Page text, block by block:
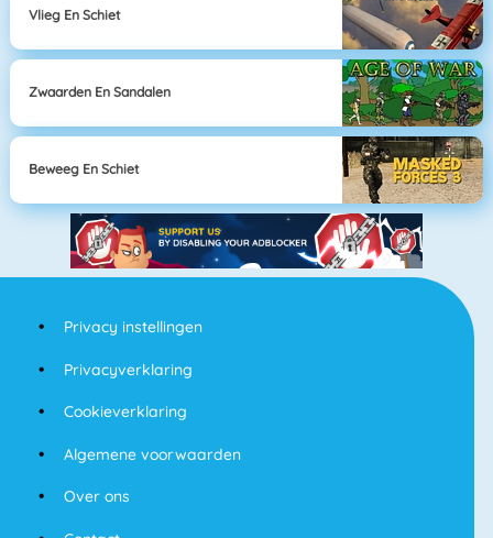
Vlieg En Schiet
Zwaarden En Sandalen
Beweeg En Schiet
Privacy instellingen
Privacyverklaring
Cookieverklaring
Algemene voorwaarden
Over ons